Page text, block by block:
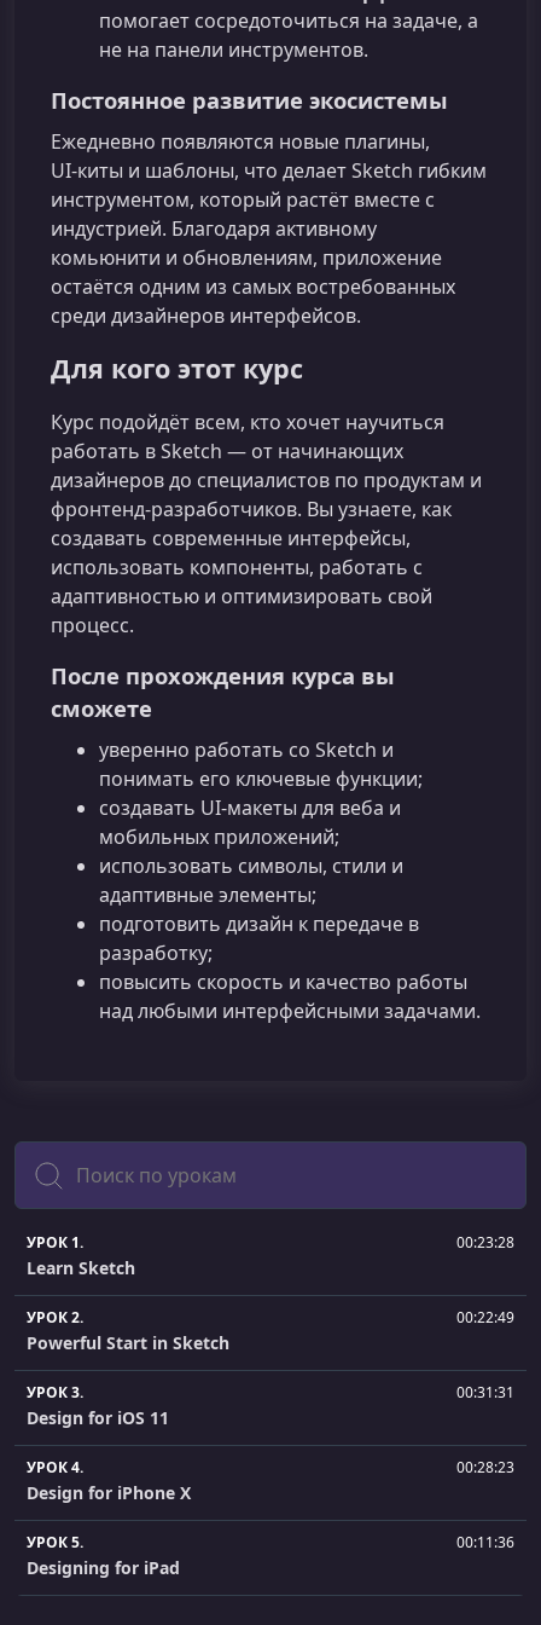
помогает сосредоточиться на задаче, а
не на панели инструментов.
Постоянное развитие экосистемы
Ежедневно появляются новые плагины,
UI‑киты и шаблоны, что делает Sketch гибким
инструментом, который растёт вместе с
индустрией. Благодаря активному
комьюнити и обновлениям, приложение
остаётся одним из самых востребованных
среди дизайнеров интерфейсов.
Для кого этот курс
Курс подойдёт всем, кто хочет научиться
работать в Sketch — от начинающих
дизайнеров до специалистов по продуктам и
фронтенд-разработчиков. Вы узнаете, как
создавать современные интерфейсы,
использовать компоненты, работать с
адаптивностью и оптимизировать свой
процесс.
После прохождения курса вы
сможете
уверенно работать со Sketch и
понимать его ключевые функции;
создавать UI‑макеты для веба и
мобильных приложений;
использовать символы, стили и
адаптивные элементы;
подготовить дизайн к передаче в
разработку;
повысить скорость и качество работы
над любыми интерфейсными задачами.
Поиск
УРОК 1. 00:23:28
Learn Sketch
УРОК 2. 00:22:49
Powerful Start in Sketch
УРОК 3. 00:31:31
Design for iOS 11
УРОК 4. 00:28:23
Design for iPhone X
УРОК 5. 00:11:36
Designing for iPad